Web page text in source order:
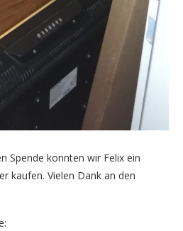
Spende konnten wir Felix ein
kaufen. Vielen Dank an den